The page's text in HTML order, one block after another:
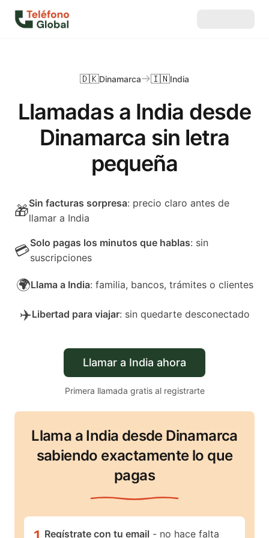
Llamadas a India desde
Dinamarca sin letra
pequeña
🇩🇰Dinamarca 🇮🇳India
🎁Sin facturas sorpresa: precio claro antes de
llamar a India
💳Solo pagas los minutos que hablas: sin
suscripciones
🌍Llama a India: familia, bancos, trámites o clientes
✈️Libertad para viajar: sin quedarte desconectado
Llamar a India ahora
Primera llamada gratis al registrarte
Llama a India desde Dinamarca
sabiendo exactamente lo que
pagas
Regístrate con tu email - no hace falta